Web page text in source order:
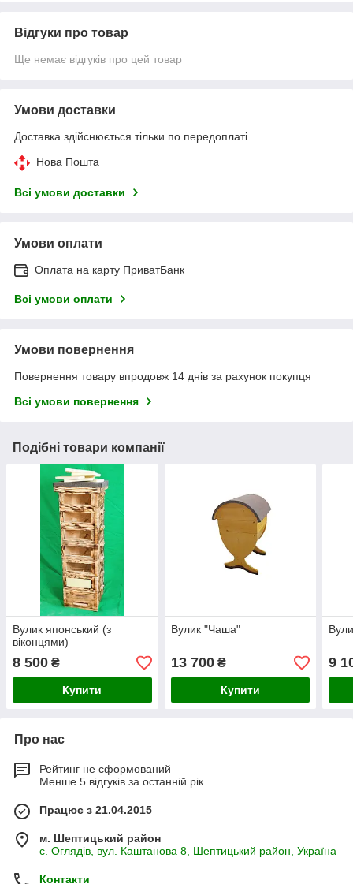
Відгуки про товар
Ще немає відгуків про цей товар
Умови доставки
Доставка здійснюється тільки по передоплаті.
Нова Пошта
Всі умови доставки
Умови оплати
Оплата на карту ПриватБанк
Всі умови оплати
Умови повернення
Повернення товару впродовж 14 днів за рахунок покупця
Всі умови повернення
Подібні товари компанії
Вулик японський (з
віконцями)
8 500 ₴
Купити
Вулик "Чаша"
13 700₴
Купити
9
Про нас
Рейтинг не сформований
Менше 5 відгуків за останній рік
Працює з 21.04.2015
м. Шептицький район
с. Оглядів, вул. Каштанова 8, Шептицький район, Україна
Контакти